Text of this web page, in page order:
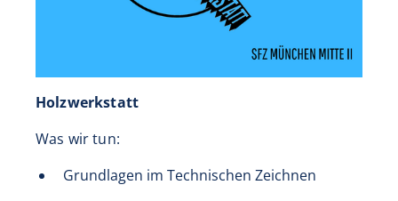
Holzwerkstatt
Was wir tun:
Grundlagen im Technischen Zeichnen